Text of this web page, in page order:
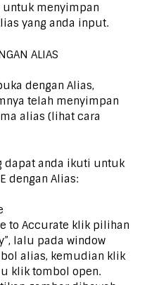
untuk menyimpan
yang anda input.
ALIAS
dengan Alias,
telah menyimpan
alias (lihat cara
dapat anda ikuti untuk
dengan Alias:
to Accurate klik pilihan
lalu pada window
alias, kemudian klik
klik tombol open.